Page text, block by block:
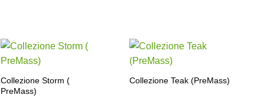
Collezione Storm (
PreMass)
Collezione Teak (PreMass)